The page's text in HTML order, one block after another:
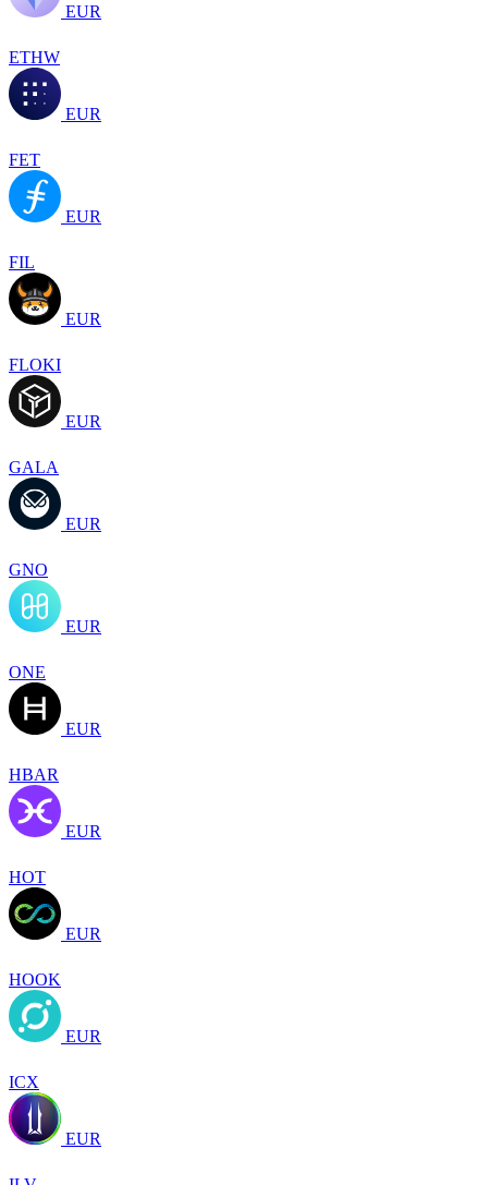
EUR
ETHW
EUR
FET
EUR
FIL
EUR
FLOKI
EUR
GALA
EUR
GNO
EUR
ONE
EUR
HBAR
EUR
HOT
EUR
HOOK
EUR
ICX
EUR